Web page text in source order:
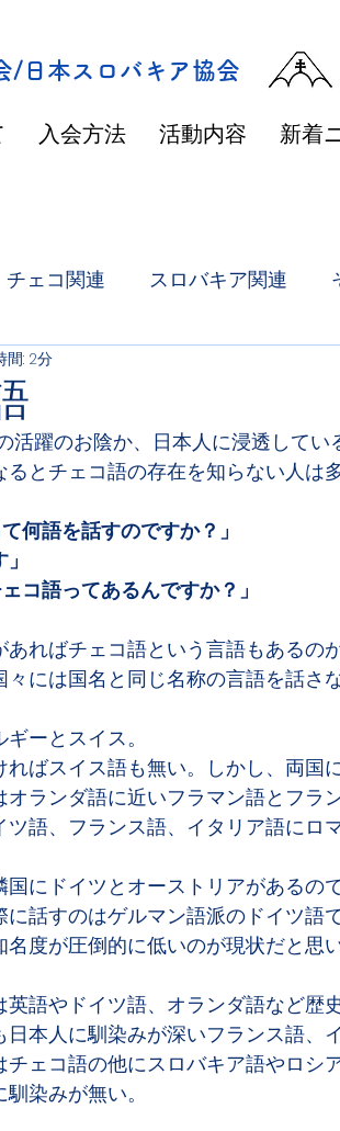
/日本スロバキア協会
入会方法 活動内容 新着
チェコ関連 スロバキア関連
間: 2分
活躍のお陰か、日本人に浸透してい
るとチェコ語の存在を知らない人は多
何語を話すのですか？」
コ語ってあるんですか？」
あればチェコ語という言語もあるの
には国名と同じ名称の言語を話さ
ーとスイス。
ばスイス語も無い。しかし、両国
オランダ語に近いフラマン語とフラ
語、フランス語、イタリア語にロ
国にドイツとオーストリアがあるの
話すのはゲルマン語派のドイツ語
度が圧倒的に低いのが現状だと思い
英語やドイツ語、オランダ語など歴
日本人に馴染みが深いフランス語、
チェコ語の他にスロバキア語やロシ
染みが無い。